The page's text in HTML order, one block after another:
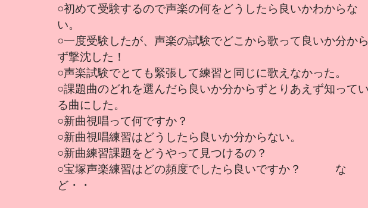
○初めて受験するので声楽の何をどうしたら良いかわからな
い。
○一度受験したが、声楽の試験でどこから歌って良いか分か
ず撃沈した！
○声楽試験でとても緊張して練習と同じに歌えなかった。
○課題曲のどれを選んだら良いか分からずとりあえず知って
る曲にした。
○新曲視唱って何ですか？
○新曲視唱練習はどうしたら良いか分からない。
○新曲練習課題をどうやって見つけるの？
○宝塚声楽練習はどの頻度でしたら良いですか？ な
ど・・